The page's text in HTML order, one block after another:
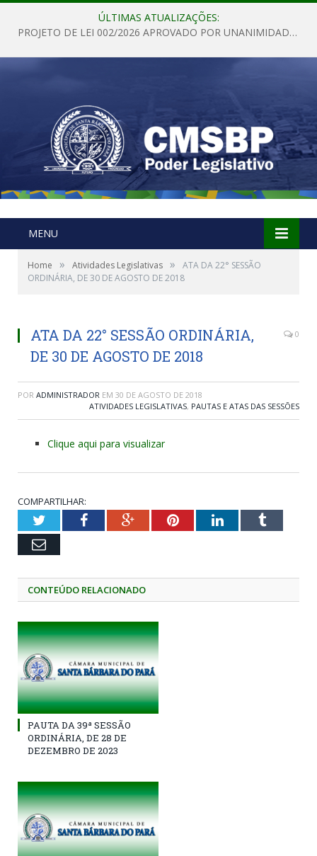
ÚLTIMAS ATUALIZAÇÕES:
PROJETO DE LEI 002/2026 APROVADO POR UNANIMIDADE EM SESSÃO ORDINÁRIA NESTA QUINTA – FEIRA 28 DE MAIO DE 2026
MENU
Home » Atividades Legislativas »
ATA DA 22° SESSÃO
ORDINÁRIA, DE 30 DE AGOSTO DE 2018
ATA DA 22° SESSÃO ORDINÁRIA,
DE 30 DE AGOSTO DE 2018
0
POR ADMINISTRADOR EM 30 DE AGOSTO DE 2018
ATIVIDADES LEGISLATIVAS, PAUTAS E ATAS DAS SESSÕES
Clique aqui para visualizar
COMPARTILHAR:
TwitterFacebookGoogle+PinterestLinkedInTumblr
Email
CONTEÚDO RELACIONADO
PAUTA DA 39ª SESSÃO
ORDINÁRIA, DE 28 DE
DEZEMBRO DE 2023